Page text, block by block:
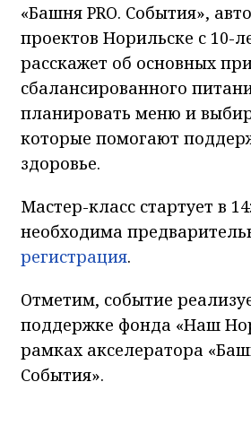
«Башня PRO. События»,
проектов Норильске с 10-
расскажет об основных
сбалансированного
планировать меню и
которые помогают
здоровье.
Мастер-класс стартует в
необходима
регистрация.
Отметим, событие
поддержке фонда «Наш
рамках акселератора
События».